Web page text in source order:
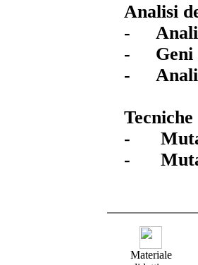
Analisi
-
-
-
-
-
Materiale